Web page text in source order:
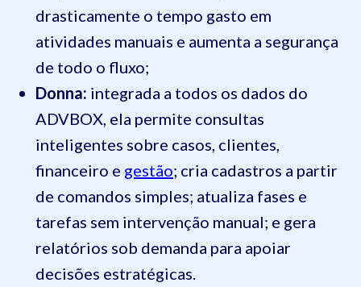
drasticamente o tempo gasto em
atividades manuais e aumenta a segurança
de todo o fluxo;
Donna: integrada a todos os dados do
ADVBOX, ela permite consultas
inteligentes sobre casos, clientes,
financeiro e gestão; cria cadastros a partir
de comandos simples; atualiza fases e
tarefas sem intervenção manual; e gera
relatórios sob demanda para apoiar
decisões estratégicas.